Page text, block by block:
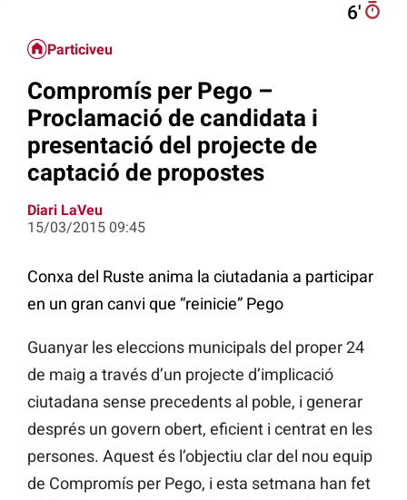
6′
Particiveu
Compromís per Pego –
Proclamació de candidata i
presentació del projecte de
captació de propostes
Diari LaVeu
15/03/2015 09:45
Conxa del Ruste anima la ciutadania a participar
en un gran canvi que “reinicie” Pego
Guanyar les eleccions municipals del proper 24
de maig a través d’un projecte d’implicació
ciutadana sense precedents al poble, i generar
després un govern obert, eficient i centrat en les
persones. Aquest és l’objectiu clar del nou equip
de Compromís per Pego, i esta setmana han fet